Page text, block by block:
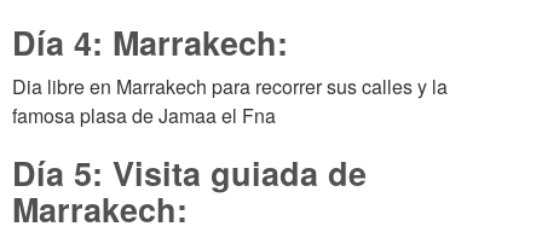
Día 4: Marrakech:
Dia libre en Marrakech para recorrer sus calles y la
famosa plasa de Jamaa el Fna
Día 5: Visita guiada de
Marrakech: